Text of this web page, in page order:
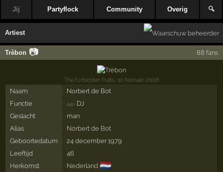
Jij Partyflock Community Overig 🔍
Artiest
Trèbon 📷 88 fans
The forbidden fruits· 10 februari 2006
Naam
Norbert de Bot
Functie
44× DJ
Geslacht
man
Alias
Norbert de Bot
Geboortedatum
24 december 1979
Leeftijd
46
Herkomst
Nederland 🇳🇱